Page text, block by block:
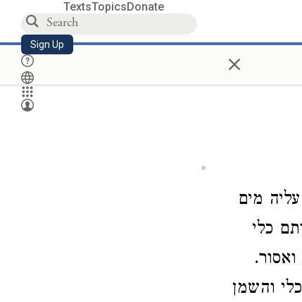
TextsTopicsDonate
Sign Up ×
מים
כלי
והשמן